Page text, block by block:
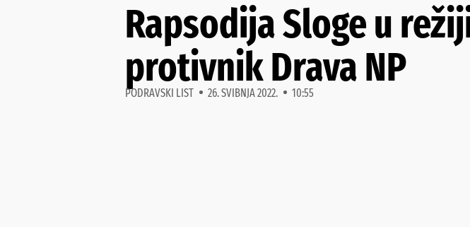
Rapsodija Sloge u
protivnik Drava NP
PODRAVSKI LIST 26. SVIBNJA 2022. 10:55